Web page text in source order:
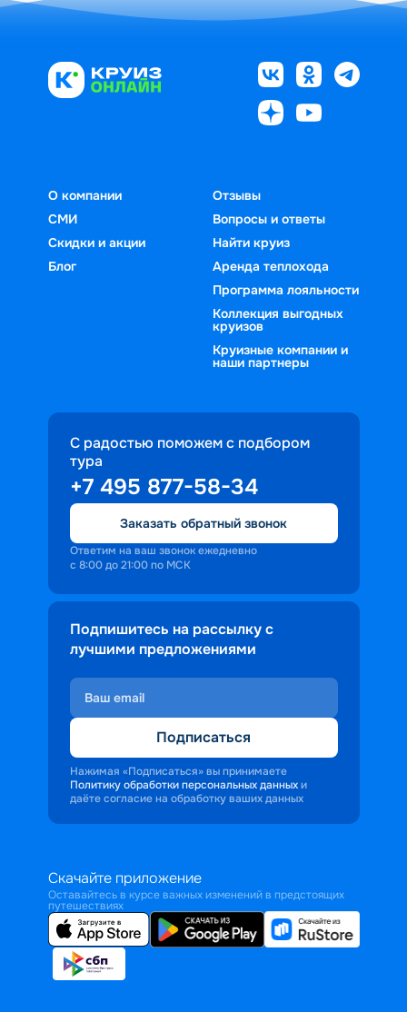
О компании
СМИ
Скидки и акции
Блог
Отзывы
Вопросы и ответы
Найти круиз
Аренда теплохода
Программа лояльности
Коллекция выгодных
круизов
Круизные компании и
наши партнеры
С радостью поможем с подбором
тура
+7 495 877-58-34
Заказать обратный звонок
Ответим на ваш звонок ежедневно
с 8:00 до 21:00 по МСК
Подпишитесь на рассылку с
лучшими предложениями
Подписаться
Нажимая «Подписаться» вы принимаете
Политику обработки персональных данных и
даёте согласие на обработку ваших данных
Скачайте приложение
Оставайтесь в курсе важных изменений в предстоящих
путешествиях